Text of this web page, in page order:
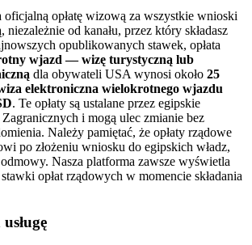
oficjalną opłatę wizową za wszystkie wnioski
od kanału, przez który składasz
opublikowanych stawek, opłata
wjazd — wizę turystyczną lub
dla obywateli USA wynosi około 25
elektroniczna wielokrotnego wjazdu
. Te opłaty są ustalane przez egipskie
i mogą ulec zmianie bez
Należy pamiętać, że opłaty rządowe
po złożeniu wniosku do egipskich władz,
Nasza platforma zawsze wyświetla
opłat rządowych w momencie składania